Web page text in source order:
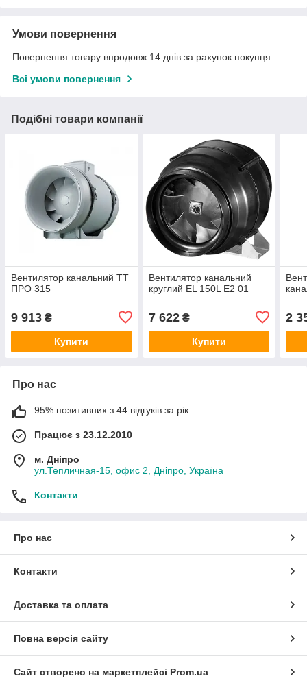
Умови повернення
Повернення товару впродовж 14 днів за рахунок покупця
Всі умови повернення
Подібні товари компанії
Вентилятор канальний ТТ
ПРО 315
9 913 ₴
Купити
Вентилятор канальний
круглий EL 150L E2 01
7 622₴
Купити
2
Про нас
95% позитивних з 44 відгуків за рік
Працює з 23.12.2010
м. Дніпро
ул.Тепличная-15, офис 2, Дніпро, Україна
Контакти
Про нас
Контакти
Доставка та оплата
Повна версія сайту
Сайт створено на маркетплейсі Prom.ua